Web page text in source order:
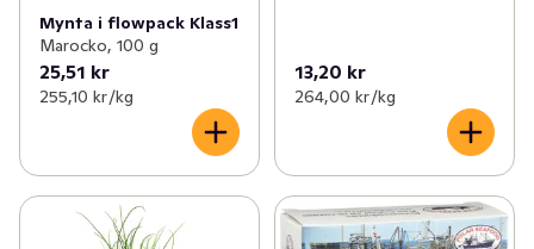
Mynta i flowpack Klass1
Marocko, 100 g
25,51 kr
255,10 kr /kg
13,20 kr
264,00 kr /kg